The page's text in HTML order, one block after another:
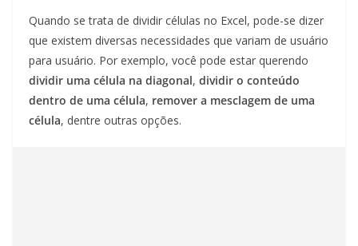
Quando se trata de dividir células no Excel, pode-se dizer
que existem diversas necessidades que variam de usuário
para usuário. Por exemplo, você pode estar querendo
dividir uma célula na diagonal, dividir o conteúdo
dentro de uma célula, remover a mesclagem de uma
célula, dentre outras opções.